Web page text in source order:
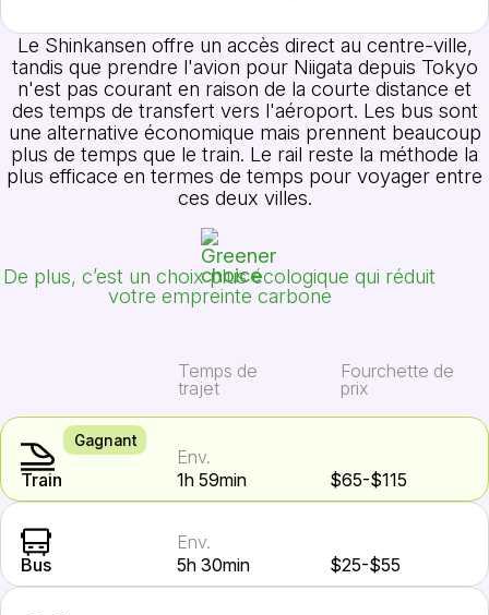
Le Shinkansen offre un accès direct au centre-ville,
tandis que prendre l'avion pour Niigata depuis Tokyo
n'est pas courant en raison de la courte distance et
des temps de transfert vers l'aéroport. Les bus sont
une alternative économique mais prennent beaucoup
plus de temps que le train. Le rail reste la méthode la
plus efficace en termes de temps pour voyager entre
ces deux villes.
De plus, c’est un choix plus écologique qui réduit
votre empreinte carbone
Temps de
trajet
Fourchette de
prix
Gagnant
Train
Env.
1h 59min
$65-$115
Bus
Env.
5h 30min
$25-$55